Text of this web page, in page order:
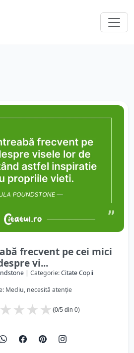
frecvent pe cei mici
vi...
| Categorie:Citate Copii
Mediu, necesită atenție
★
★
★
★ (0/5 din 0)